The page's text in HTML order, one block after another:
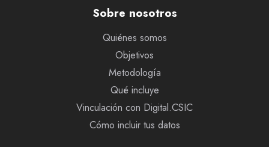
Sobre nosotros
Quiénes somos
Objetivos
Metodología
Qué incluye
Vinculación con Digital.CSIC
Cómo incluir tus datos